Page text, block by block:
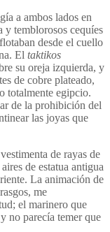
a ambos lados en
y temblorosos cequíes
desde el cuello
El taktikos
su oreja izquierda, y
de cobre plateado,
totalmente egipcio.
de la prohibición del
las joyas que
de rayas de
de estatua antigua
La animación de
me
el marinero que
no parecía temer que